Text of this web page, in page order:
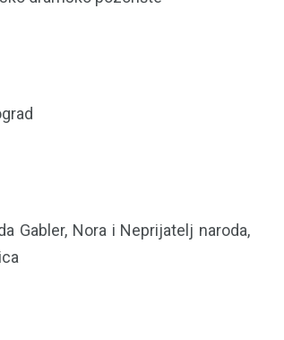
Gabler, Nora i Neprijatelj naroda,